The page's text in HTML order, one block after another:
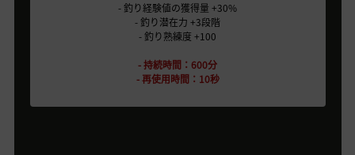
- 釣り経験値の獲得量 +30%
- 釣り潜在力 +3段階
- 釣り熟練度 +100
- 持続時間：600分
- 再使用時間：10秒